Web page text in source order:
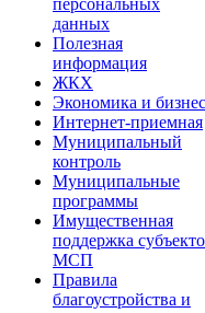
персональных
данных
Полезная
информация
ЖКХ
Экономика и бизнес
Интернет-приемная
Муниципальный
контроль
Муниципальные
программы
Имущественная
поддержка
МСП
Правила
благоустройства и